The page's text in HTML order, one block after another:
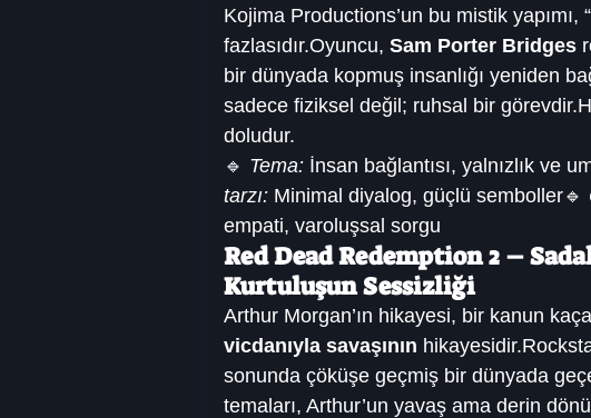
Kojima Productions’un bu mistik yapımı,
fazlasıdır.Oyuncu, Sam Porter Bridges
bir dünyada kopmuş insanlığı yeniden
sadece fiziksel değil; ruhsal bir
doludur.
🔹 Tema: İnsan bağlantısı, yalnızlık ve
tarzı: Minimal diyalog, güçlü semboller🔹
empati, varoluşsal sorgu
Red Dead Redemption 2 –
Kurtuluşun Sessizliği
Arthur Morgan’ın hikayesi, bir kanun
vicdanıyla savaşının
sonunda çöküşe geçmiş bir dünyada
temaları, Arthur’un yavaş ama derin